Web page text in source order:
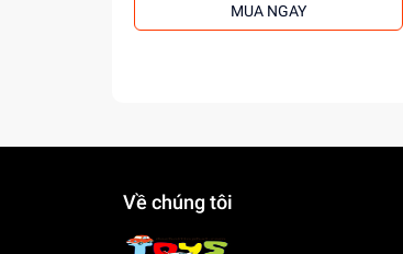
MUA NGAY
Về chúng tôi